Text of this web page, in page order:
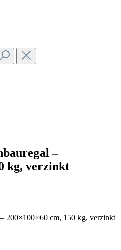
–
kg, verzinkt